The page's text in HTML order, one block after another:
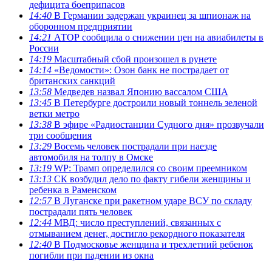
дефицита боеприпасов
14:40 В Германии задержан украинец за шпионаж на
оборонном предприятии
14:21 АТОР сообщила о снижении цен на авиабилеты в
России
14:19 Масштабный сбой произошел в рунете
14:14 «Ведомости»: Озон банк не пострадает от
британских санкций
13:58 Медведев назвал Японию вассалом США
13:45 В Петербурге достроили новый тоннель зеленой
ветки метро
13:38 В эфире «Радиостанции Судного дня» прозвучали
три сообщения
13:29 Восемь человек пострадали при наезде
автомобиля на толпу в Омске
13:19 WP: Трамп определился со своим преемником
13:13 СК возбудил дело по факту гибели женщины и
ребенка в Раменском
12:57В Луганске при ракетном ударе ВСУ по складу
пострадали пять человек
12:44 МВД: число преступлений, связанных с
отмыванием денег, достигло рекордного показателя
12:40 В Подмосковье женщина и трехлетний ребенок
погибли при падении из окна